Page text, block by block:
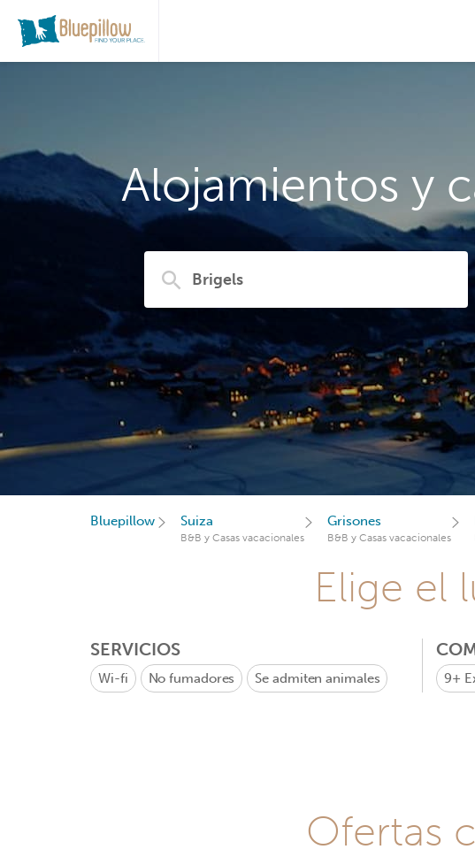
Alojamientos y
Bluepillow Suiza
B&B y Casas vacacionales
Grisones
B&B y Casas vacacionales
Elige el
SERVICIOS
Wi-fi No fumadores Se admiten animales 9+
Ofertas